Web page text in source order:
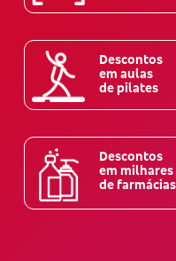
Descontos
em aulas
de pilates
Descontos
em milhares
de farmácias